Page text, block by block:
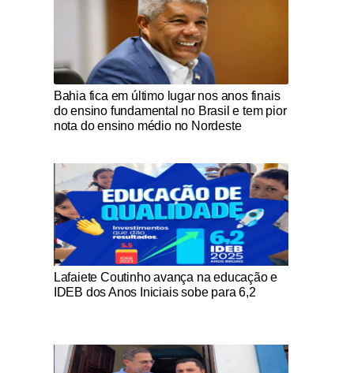
Notícias Católicas
Bahia fica em último lugar nos anos finais
do ensino fundamental no Brasil e tem pior
nota do ensino médio no Nordeste
Notícias Católicas
Lafaiete Coutinho avança na educação e
IDEB dos Anos Iniciais sobe para 6,2